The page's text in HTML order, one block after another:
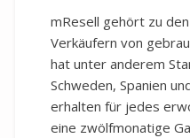
mResell gehört zu
Verkäufern von
hat unter anderem
Schweden, Spanien
erhalten für jedes
eine zwölfmonatige